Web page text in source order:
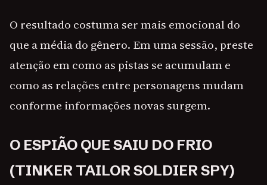
O resultado costuma ser mais emocional do
que a média do gênero. Em uma sessão, preste
atenção em como as pistas se acumulam e
como as relações entre personagens mudam
conforme informações novas surgem.
O ESPIÃO QUE SAIU DO FRIO
(TINKER TAILOR SOLDIER SPY)